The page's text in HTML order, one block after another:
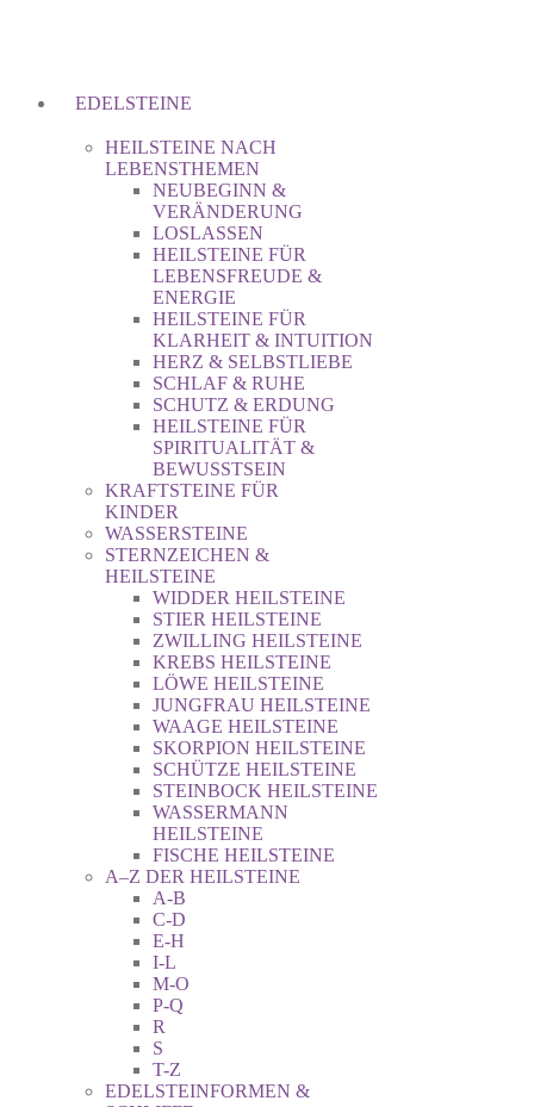
EDELSTEINE
HEILSTEINE NACH
LEBENSTHEMEN
NEUBEGINN &
VERÄNDERUNG
LOSLASSEN
HEILSTEINE FÜR
LEBENSFREUDE &
ENERGIE
HEILSTEINE FÜR
KLARHEIT & INTUITION
HERZ & SELBSTLIEBE
SCHLAF & RUHE
SCHUTZ & ERDUNG
HEILSTEINE FÜR
SPIRITUALITÄT &
BEWUSSTSEIN
KRAFTSTEINE FÜR
KINDER
WASSERSTEINE
STERNZEICHEN &
HEILSTEINE
WIDDER HEILSTEINE
STIER HEILSTEINE
ZWILLING HEILSTEINE
KREBS HEILSTEINE
LÖWE HEILSTEINE
JUNGFRAU HEILSTEINE
WAAGE HEILSTEINE
SKORPION HEILSTEINE
SCHÜTZE HEILSTEINE
STEINBOCK HEILSTEINE
WASSERMANN
HEILSTEINE
FISCHE HEILSTEINE
A–Z DER HEILSTEINE
A-B
C-D
E-H
I-L
M-O
P-Q
R
S
T-Z
EDELSTEINFORMEN &